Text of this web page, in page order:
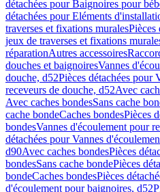
détachées pour Baignoires pour
détachées pour Eléments
traverses et fixations muralesPièces
jeux de traverses et fixations
réparationAutres accessoires
douches et baignoiresVannes
douche, d52Pièces détachées pour
receveurs de douche, d52Avec
Avec caches bondesSans cache
cache bondeCaches bondesPièces
bondesVannes d'écoulement pour
détachées pour Vannes
d90Avec caches bondesPièces
bondesSans cache bondePièces
bondeCaches bondesPièces
d'écoulement pour baignoires, d52